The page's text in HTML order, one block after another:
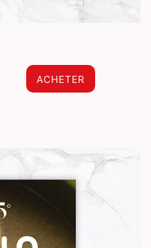
ACHETER